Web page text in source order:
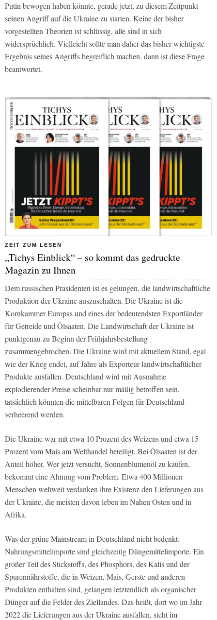
Putin bewogen haben könnte, gerade jetzt, zu diesem Zeitpunkt
seinen Angriff auf die Ukraine zu starten. Keine der bisher
vorgestellten Theorien ist schlüssig, alle sind in sich
widersprüchlich. Vielleicht sollte man daher das bisher wichtigste
Ergebnis seines Angriffs begreiflich machen, dann ist diese Frage
beantwortet.
ZEIT ZUM LESEN
„Tichys Einblick“ – so kommt das gedruckte
Magazin zu Ihnen
Dem russischen Präsidenten ist es gelungen, die landwirtschaftliche
Produktion der Ukraine auszuschalten. Die Ukraine ist die
Kornkammer Europas und eines der bedeutendsten Exportländer
für Getreide und Ölsaaten. Die Landwirtschaft der Ukraine ist
punktgenau zu Beginn der Frühjahrsbestellung
zusammengebrochen. Die Ukraine wird mit aktuellem Stand, egal
wie der Krieg endet, auf Jahre als Exporteur landwirtschaftlicher
Produkte ausfallen. Deutschland wird mit Ausnahme
explodierender Preise scheinbar nur mäßig betroffen sein,
tatsächlich könnten die mittelbaren Folgen für Deutschland
verheerend werden.
Die Ukraine war mit etwa 10 Prozent des Weizens und etwa 15
Prozent vom Mais am Welthandel beteiligt. Bei Ölsaaten ist der
Anteil höher. Wer jetzt versucht, Sonnenblumenöl zu kaufen,
bekommt eine Ahnung vom Problem. Etwa 400 Millionen
Menschen weltweit verdanken ihre Existenz den Lieferungen aus
der Ukraine, die meisten davon leben im Nahen Osten und in
Afrika.
Was der grüne Mainstream in Deutschland nicht bedenkt:
Nahrungsmittelimporte sind gleichzeitig Düngemittelimporte. Ein
großer Teil des Stickstoffs, des Phosphors, des Kalis und der
Spurennährstoffe, die in Weizen, Mais, Gerste und anderen
Produkten enthalten sind, gelangen letztendlich als organischer
Dünger auf die Felder des Ziellandes. Das heißt, dort wo im Jahr
2022 die Lieferungen aus der Ukraine ausfallen, steht im